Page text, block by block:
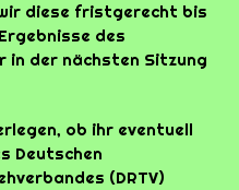
diese fristgerecht bis
des
in der nächsten Sitzung
ob ihr eventuell
Deutschen
(DRTV)